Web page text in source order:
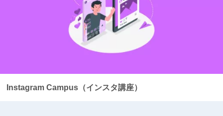
Instagram Campus（インスタ講座）